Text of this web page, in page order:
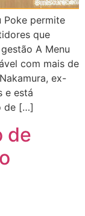
Poke permite
que
A Menu
com mais de
ex-
e está
de […]
de